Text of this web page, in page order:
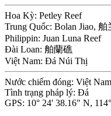
Hoa Kỳ: Petley Reef
Trung Quốc: Bolan Jiao, 舶
Philippin: Juan Luna Reef
Đài Loan: 舶蘭礁
Việt Nam: Đá Núi Thị
Nước chiếm đóng: Việt Nam
Tình trạng pháp lý: Đá
GPS: 10° 24' 38.16" N,